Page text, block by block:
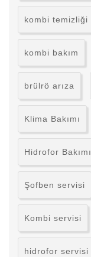
kombi temizliği
kombi bakım
brülrö arıza
Klima Bakımı
Hidrofor Bakımı
Şofben servisi
Kombi servisi
hidrofor servisi